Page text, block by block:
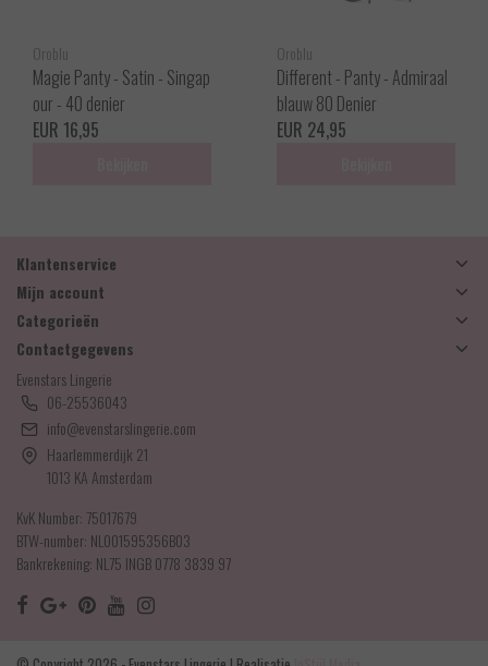
Oroblu
Magie Panty - Satin - Singap
our - 40 denier
EUR 16,95
Oroblu
Different - Panty - Admiraal
blauw 80 Denier
EUR 24,95
Klantenservice
Mijn account
Categorieën
Contactgegevens
Evenstars Lingerie
06-25536043
info@evenstarslingerie.com
Haarlemmerdijk 21
1013 KA Amsterdam
KvK Number: 75017679
BTW-number: NL001595356B03
Bankrekening: NL75 INGB 0778 3839 97